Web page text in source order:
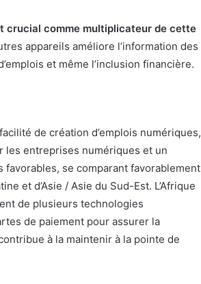
crucial comme multiplicateur de cette
appareils améliore l’information des
et même l’inclusion financière.
de création d’emplois numériques,
les entreprises numériques et un
se comparant favorablement
et d’Asie / Asie du Sud-Est. L’Afrique
de plusieurs technologies
de paiement pour assurer la
à la maintenir à la pointe de